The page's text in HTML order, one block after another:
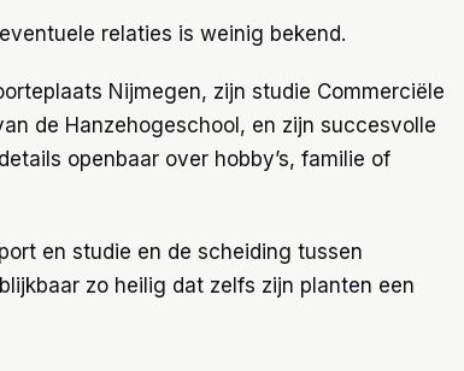
relaties is weinig bekend.
Nijmegen, zijn studie Commerciële
de Hanzehogeschool, en zijn succesvolle
openbaar over hobby’s, familie of
en studie en de scheiding tussen
zo heilig dat zelfs zijn planten een